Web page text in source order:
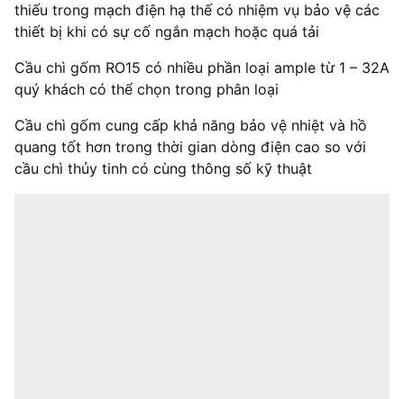
thiếu trong mạch điện hạ thế có nhiệm vụ bảo vệ các
thiết bị khi có sự cố ngắn mạch hoặc quá tải
Cầu chì gốm RO15 có nhiều phần loại ample từ 1 – 32A
quý khách có thể chọn trong phân loại
Cầu chì gốm cung cấp khả năng bảo vệ nhiệt và hồ
quang tốt hơn trong thời gian dòng điện cao so với
cầu chì thủy tinh có cùng thông số kỹ thuật